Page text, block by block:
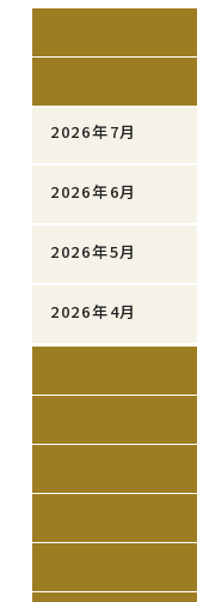
2026年7月
2026年6月
2026年5月
2026年4月